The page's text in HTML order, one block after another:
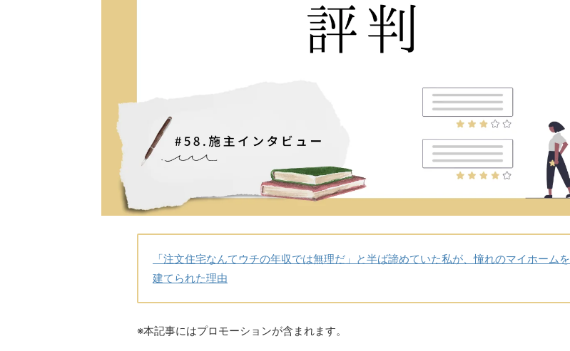
「注文住宅なんてウチの年収では無理だ」と半ば諦めていた私が、憧れのマイホームを
建てられた理由
※本記事にはプロモーションが含まれます。